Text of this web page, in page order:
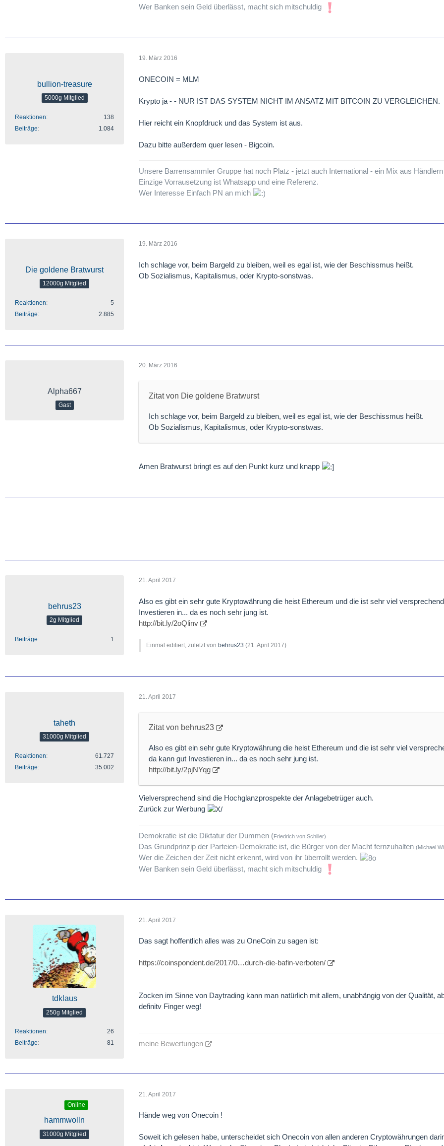
Wer Banken sein Geld überlässt, macht sich mitschuldig
bullion-treasure
5000g Mitglied
Reaktionen
138
Beiträge
1.084
19. März 2016
ONECOIN = MLM
Krypto ja - - NUR IST DAS SYSTEM NICHT IM ANSATZ MIT BITCOIN ZU VERGLEICHEN.
Hier reicht ein Knopfdruck und das System ist aus.
Dazu bitte außerdem quer lesen - Bigcoin.
Unsere Barrensammler Gruppe hat noch Platz - jetzt auch International - ein Mix aus
Einzige Vorrausetzung ist Whatsapp und eine Referenz.
Wer Interesse Einfach PN an mich
Die goldene Bratwurst
12000g Mitglied
Reaktionen
5
Beiträge
2.885
19. März 2016
Ich schlage vor, beim Bargeld zu bleiben, weil es egal ist, wie der Beschissmus heißt.
Ob Sozialismus, Kapitalismus, oder Krypto-sonstwas.
Alpha667
Gast
20. März 2016
Zitat von Die goldene Bratwurst
Ich schlage vor, beim Bargeld zu bleiben, weil es egal ist, wie der Beschissmus heißt.
Ob Sozialismus, Kapitalismus, oder Krypto-sonstwas.
Amen Bratwurst bringt es auf den Punkt kurz und knapp
behrus23
2g Mitglied
Beiträge 1
21. April 2017
Also es gibt ein sehr gute Kryptowährung die heist Ethereum und die ist sehr viel
Investieren in... da es noch sehr jung ist.
http://bit.ly/2oQlinv
Einmal editiert, zuletzt von behrus23 (21. April 2017)
taheth
31000g Mitglied
Reaktionen
61.727
Beiträge
35.002
21. April 2017
Zitat von behrus23
Also es gibt ein sehr gute Kryptowährung die heist Ethereum und die ist sehr viel
da kann gut Investieren in... da es noch sehr jung ist.
http://bit.ly/2pjNYqg
Vielversprechend sind die Hochglanzprospekte der Anlagebetrüger auch.
Zurück zur Werbung
Demokratie ist die Diktatur der Dummen (Friedrich von Schiller)
Das Grundprinzip der Parteien-Demokratie ist, die Bürger von der Macht fernzuhalten (Michael
Wer die Zeichen der Zeit nicht erkennt, wird von ihr überrollt werden.
Wer Banken sein Geld überlässt, macht sich mitschuldig
tdklaus
250g Mitglied
Reaktionen
26
Beiträge
81
21. April 2017
Das sagt hoffentlich alles was zu OneCoin zu sagen ist:
https://coinspondent.de/2017/0…durch-die-bafin-verboten/
Zocken im Sinne von Daytrading kann man natürlich mit allem, unabhängig von der Qualität,
definitv Finger weg!
meine Bewertungen
Online
hammwolln
31000g Mitglied
21. April 2017
Hände weg von Onecoin !
Soweit ich gelesen habe, unterscheidet sich Onecoin von allen anderen Cryptowährungen